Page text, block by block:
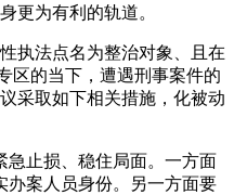
更为有利的轨道。
执法点名为整治对象、且在
区的当下，遭遇刑事案件的
采取如下相关措施，化被动
急止损、稳住局面。一方面
办案人员身份。另一方面要